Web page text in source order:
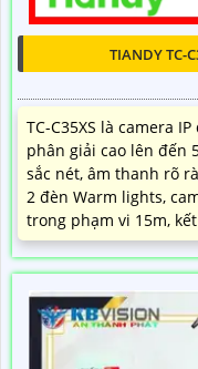
TIANDY TC-
TC-C35XS là camera
phân giải cao lên đến
sắc nét, âm thanh rõ
2 đèn Warm lights,
trong phạm vi 15m,